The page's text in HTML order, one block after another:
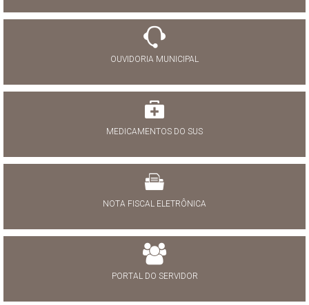
OUVIDORIA MUNICIPAL
MEDICAMENTOS DO SUS
NOTA FISCAL ELETRÔNICA
PORTAL DO SERVIDOR